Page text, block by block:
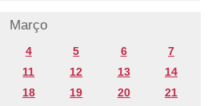
Março
4 5 6
7
11 12 13
14
18 19 20
21